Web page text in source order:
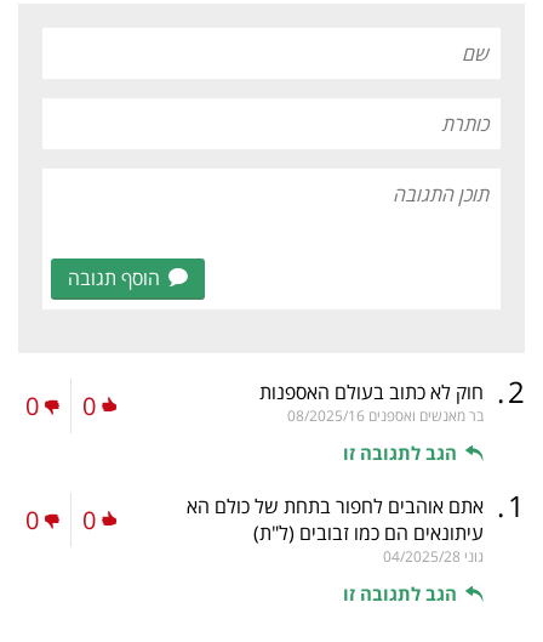
הוסף תגובה
2
. חוק לא כתוב בעולם האספנות
בר מאנשים ואספנים 08/2025/16
הגב לתגובה זו
0
0
1
. אתם אוהבים לחפור בתחת של כולם הא
עיתונאים הם כמו זבובים (ל"ת)
גוני 04/2025/28
הגב לתגובה זו
0
0